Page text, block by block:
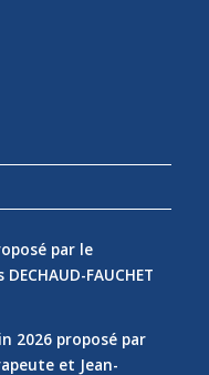
par le
FAUCHET
2026 proposé par
et Jean-